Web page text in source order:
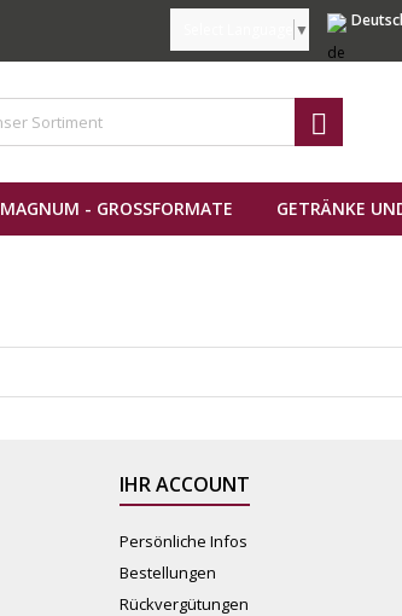
▼

MAGNUM - GROSSFORMATE GETRÄNKE
IHR ACCOUNT
Persönliche Infos
Bestellungen
Rückvergütungen